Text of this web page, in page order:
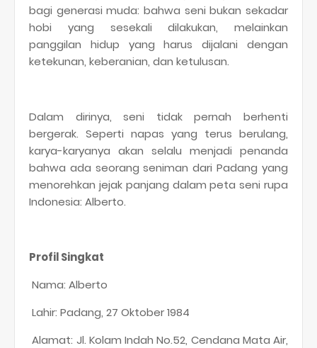
bagi generasi muda: bahwa seni bukan sekadar
hobi yang sesekali dilakukan, melainkan
panggilan hidup yang harus dijalani dengan
ketekunan, keberanian, dan ketulusan.
Dalam dirinya, seni tidak pernah berhenti
bergerak. Seperti napas yang terus berulang,
karya-karyanya akan selalu menjadi penanda
bahwa ada seorang seniman dari Padang yang
menorehkan jejak panjang dalam peta seni rupa
Indonesia: Alberto.
Profil Singkat
Nama: Alberto
Lahir: Padang, 27 Oktober 1984
Alamat: Jl. Kolam Indah No.52, Cendana Mata Air,